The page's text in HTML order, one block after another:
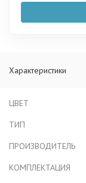
Характеристики
ЦВЕТ
ТИП
ПРОИЗВОДИТЕЛЬ
КОМПЛЕКТАЦИЯ